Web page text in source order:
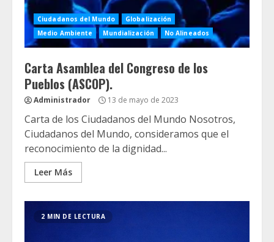
Ciudadanos del Mundo
Globalización
Medio Ambiente
Mundialización No Alineados
Carta Asamblea del Congreso de los
Pueblos (ASCOP).
Administrador 13 de mayo de 2023
Carta de los Ciudadanos del Mundo Nosotros,
Ciudadanos del Mundo, consideramos que el
reconocimiento de la dignidad...
Leer Más
2 MIN DE LECTURA